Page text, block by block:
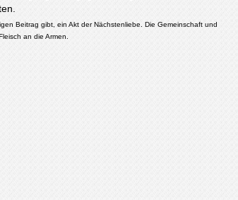
Beitrag gibt, ein Akt der Nächstenliebe. Die Gemeinschaft und
an die Armen.